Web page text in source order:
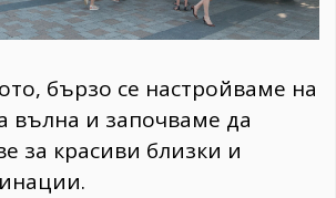
бързо се настройваме на
вълна и започваме да
за красиви близки и